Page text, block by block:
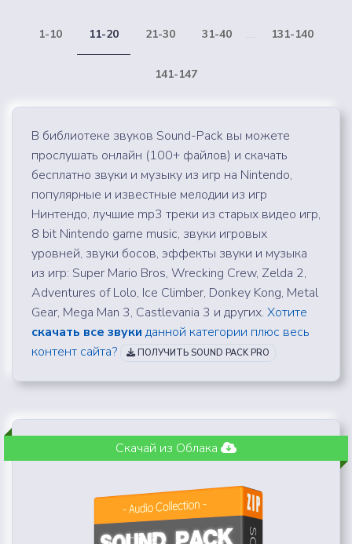
1-10 11-20 21-30 31-40 ... 131-140
141-147
В библиотеке звуков Sound-Pack вы можете
прослушать онлайн (100+ файлов) и скачать
бесплатно звуки и музыку из игр на Nintendo,
популярные и известные мелодии из игр
Нинтендо, лучшие mp3 треки из старых видео игр,
8 bit Nintendo game music, звуки игровых
уровней, звуки босов, эффекты звуки и музыка
из игр: Super Mario Bros, Wrecking Crew, Zelda 2,
Adventures of Lolo, Ice Climber, Donkey Kong, Metal
Gear, Mega Man 3, Castlevania 3 и других. Хотите
скачать все звуки данной категории плюс весь
контент сайта?
ПОЛУЧИТЬ SOUND PACK PRO
Скачай из Облака